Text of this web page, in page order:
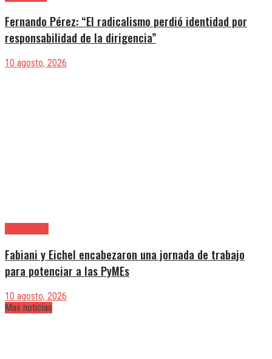
Fernando Pérez: “El radicalismo perdió identidad por
responsabilidad de la dirigencia”
10 agosto, 2026
Fabiani y Eichel encabezaron una jornada de trabajo
para potenciar a las PyMEs
10 agosto, 2026
Mas noticias